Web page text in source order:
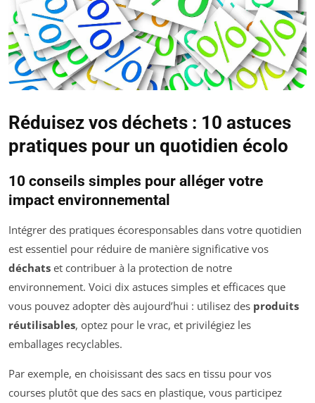
Réduisez vos déchets : 10 astuces
pratiques pour un quotidien écolo
10 conseils simples pour alléger votre
impact environnemental
Intégrer des pratiques écoresponsables dans votre quotidien
est essentiel pour réduire de manière significative vos
déchats et contribuer à la protection de notre
environnement. Voici dix astuces simples et efficaces que
vous pouvez adopter dès aujourd’hui : utilisez des produits
réutilisables, optez pour le vrac, et privilégiez les
emballages recyclables.
Par exemple, en choisissant des sacs en tissu pour vos
courses plutôt que des sacs en plastique, vous participez